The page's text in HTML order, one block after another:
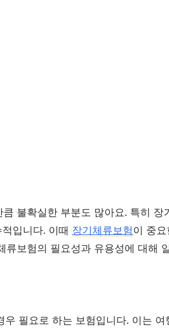
불확실한 부분도 많아요. 특히 장
입니다. 이때 장기체류보험이 중
보험의 필요성과 유용성에 대해
필요로 하는 보험입니다. 이는